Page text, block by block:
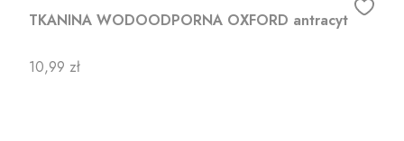
TKANINA WODOODPORNA OXFORD antracyt
Cena
10,99 zł